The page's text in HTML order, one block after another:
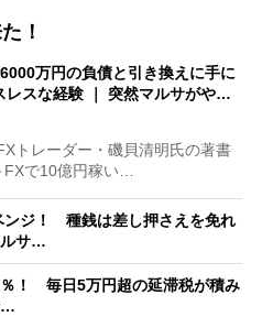
！
6000万円の負債と引き換えに手に
レスな経験 ｜ 突然マルサがや…
トレーダー・磯貝清明氏の著書
FXで10億円稼い…
ンジ！ 種銭は差し押さえを免れ
ルサ…
％！ 毎日5万円超の延滞税が積み
…